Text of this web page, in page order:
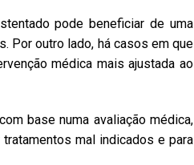
pode beneficiar de uma
Por outro lado, há casos em que
médica mais ajustada ao
base numa avaliação médica,
mal indicados e para